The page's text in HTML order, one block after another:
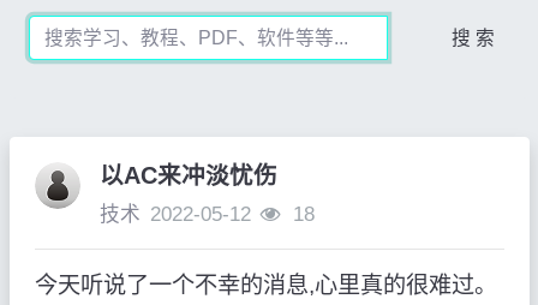
搜 索
以AC来冲淡忧伤
技术 2022-05-12 18
今天听说了一个不幸的消息,心里真的很难过。